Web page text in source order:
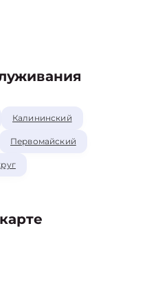
Калининский
Первомайский